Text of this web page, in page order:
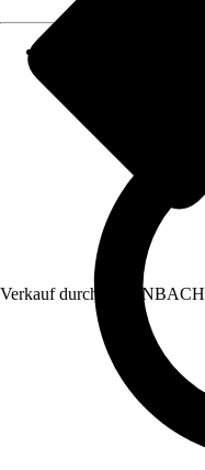
Verkauf durch: HORNBACH